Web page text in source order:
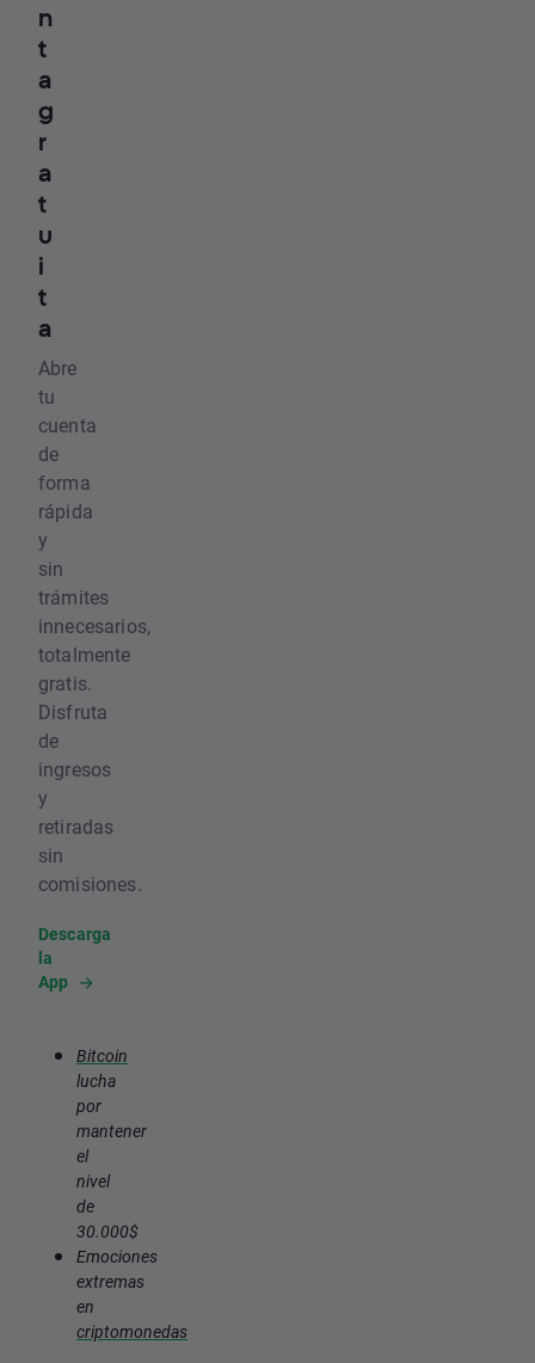
n
t
a
g
r
a
t
u
i
t
a
Abre
tu
cuenta
de
forma
rápida
y
sin
trámites
innecesarios,
totalmente
gratis.
Disfruta
de
ingresos
y
retiradas
sin
comisiones.
Descarga
la
App
Bitcoin
lucha
por
mantener
el
nivel
de
30.000$
Emociones
extremas
en
criptomonedas